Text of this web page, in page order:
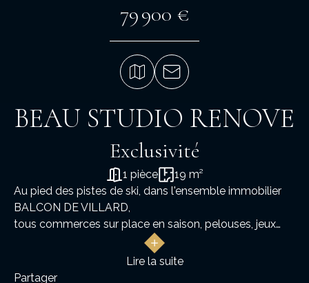
79 900 €
BEAU STUDIO RENOVE
Exclusivité
1 pièce
19 m²
Au pied des pistes de ski, dans l'ensemble immobilier
BALCON DE VILLARD,
tous commerces sur place en saison, pelouses, jeux
Dans la résidence GRANDE MOUCHEROLLE un
Lire la suite
Partager